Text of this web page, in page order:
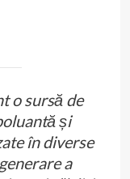
o sursă de
și
în diverse
a